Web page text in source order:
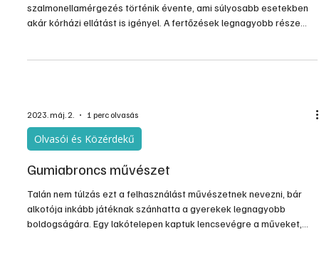
szalmonellamérgezés történik évente, ami súlyosabb esetekben
akár kórházi ellátást is igényel. A fertőzések legnagyobb része
2023. máj. 2. 1 perc olvasás
Olvasói és Közérdekű
Gumiabroncs művészet
Talán nem túlzás ezt a felhasználást művészetnek nevezni, bár
alkotója inkább játéknak szánhatta a gyerekek legnagyobb
boldogságára. Egy lakótelepen kaptuk lencsevégre a műveket,